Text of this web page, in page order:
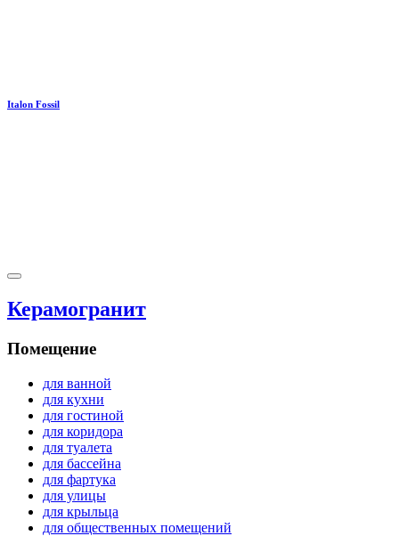
Italon Fossil
Керамогранит
Помещение
для ванной
для кухни
для гостиной
для коридора
для туалета
для бассейна
для фартука
для улицы
для крыльца
для общественных помещений